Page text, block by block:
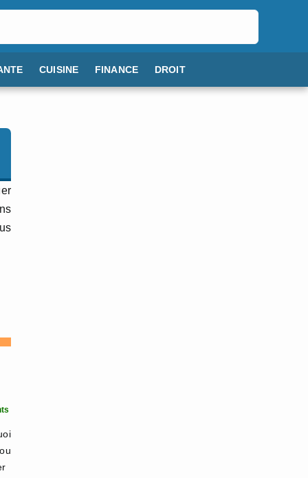
CUISINE FINANCE DROIT